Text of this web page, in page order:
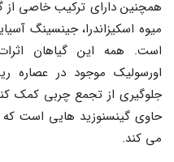
همچنین دارای ترکیب خاصی
میوه اسکیزاندرا، جینسینگ
است. همه این گیاهان
اورسولیک موجود در عصاره
جلوگیری از تجمع چربی کمک
حاوی گینسنوزید هایی است
می کند.